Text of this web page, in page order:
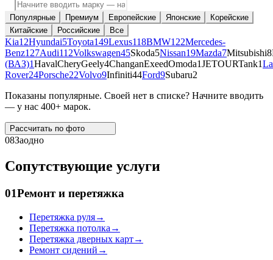
Популярные Премиум Европейские Японские
Корейские
Китайские
Российские Все
Kia12Hyundai5Toyota149Lexus118BMW122Mercedes-
Benz127Audi112Volkswagen45Skoda5Nissan19Mazda7Mitsubishi8
(ВАЗ)1HavalCheryGeely4ChanganExeedOmoda1JETOURTank1
Rover24Porsche22Volvo9Infiniti44Ford9Subaru2
Показаны популярные. Своей нет в списке? Начните вводить
— у нас 400+ марок.
Рассчитать по фото
08Заодно
Сопутствующие услуги
01Ремонт и перетяжка
Перетяжка руля→
Перетяжка потолка →
Перетяжка дверных карт→
Ремонт сидений →